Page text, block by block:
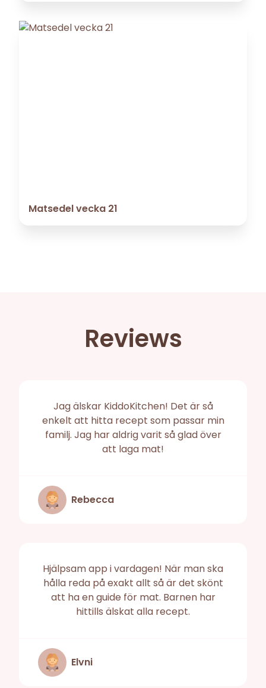
Matsedel vecka 21
Reviews
Jag älskar KiddoKitchen! Det är så
enkelt att hitta recept som passar min
familj. Jag har aldrig varit så glad över
att laga mat!
Rebecca
Hjälpsam app i vardagen! När man ska
hålla reda på exakt allt så är det skönt
att ha en guide för mat. Barnen har
hittills älskat alla recept.
Elvni